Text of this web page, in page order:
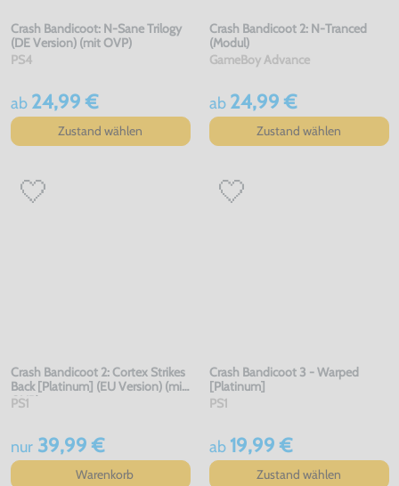
Crash Bandicoot: N-Sane Trilogy
(DE Version) (mit OVP)
PS4
ab 24,99 €
Zustand wählen
Crash Bandicoot 2: N-Tranced
(Modul)
GameBoy Advance
ab 24,99 €
Zustand wählen
Crash Bandicoot 2: Cortex Strikes
Back [Platinum] (EU Version) (mit
OVP)
PS1
nur39,99 €
Warenkorb
Crash Bandicoot 3 - Warped
[Platinum]
PS1
ab 19,99 €
Zustand wählen